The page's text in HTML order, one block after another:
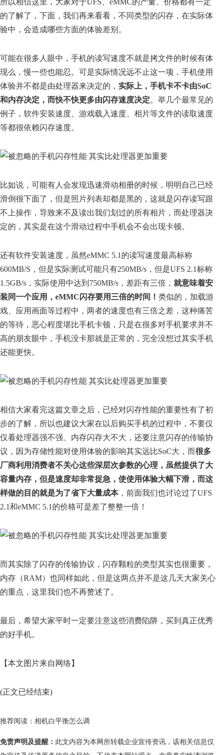
所以相信这里，大家对于UFS、eMMC的产量、价格都有一定
的了解了，下面，我们再来看看，不同类型的闪存，在实际体
验中，会造成哪些方面的体验差别。
可能在很多人眼中，手机的读写速度不就是拷文件的时候有体
现么，慢一些也能忍。可是实际情况远不止这一项，手机使用
体验并不都是由处理器来决定的， 实际上，手机卡不卡由SoC
和内存决定，而快不快更多由闪存速度决定。举几个最常见的
例子，软件安装速度、游戏载入速度、相片等文件的读取速度
等都很依赖闪存速度。
比如说，可能有人会发现迅速滑动相册的时候，明明自己已经
滑倒很下面了，但是照片列表却都是黑的，这就是闪存读写跟
不上操作，导致来不及读出我们划过的所有相片，而处理器决
定的，其实是在这个滑动过程中手机会不会出现卡顿。
还有软件安装速度，虽然eMMC 5.1的读写速度最高标称
600MB/S，但是实际测试可能只有250MB/s，但是UFS 2.1标称
1.5GB/s，实际使用中达到750MB/s，差距有三倍， 就意味着安
装同一个应用，eMMC闪存要用三倍的时间！ 类似的，加载游
戏、应用画面等过程中，两者的速度也有三倍之差，这种痛苦
的等待，恶心程度堪比手机卡顿，只是在很多对手机要求并不
高的朋友眼中，手机没卡那就是正常的，完全没想过其实手机
还能更快。
相信大家看完这篇文章之后，已经对闪存性能的重要性有了初
步的了解，所以也建议大家在以后购买手机的过程中，不要仅
仅看处理器强不强、内存闪存大不大，还要注意闪存的传输协
议，因为存储性能对使用体验的影响其实远比SoC大，而很多
厂商利用消费者不关心这些深层次参数的心理，虽然提供了大
容量内存，但是速度却非常捉急，使使用体验大幅下滑，而这
样做的目的就是为了省下大量成本，前面我们也讨论过了UFS
2.1和eMMC 5.1的价格可是差了整整一倍！
而其实除了闪存的传输协议，闪存颗粒的类型其实也很重要，
内存（RAM）也同样如此，但是这两点并不是这几天大家关心
的重点，这里我们也不再赘述了。
最后，希望大家平时一定要注意这些消费陷阱，买到真正优秀
的好手机。
【本文图片来自网络】
(正文已经结束)
推荐阅读： 相机白平衡怎么调
免责声明及提醒： 此文内容为本网所转载企业宣传资讯，该相关信息仅